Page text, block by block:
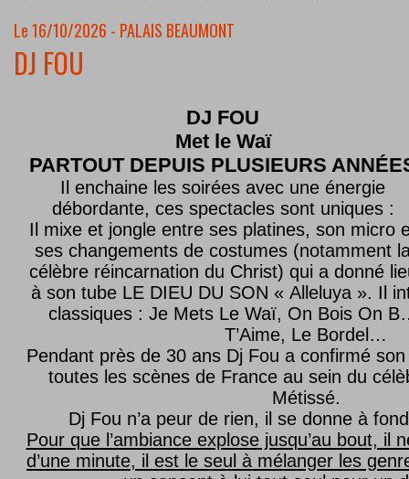
Le 16/10/2026 - PALAIS BEAUMONT
DJ FOU
DJ FOU
Met le Waï
PARTOUT DEPUIS PLUSIEURS
Il enchaine les soirées avec une énergie
débordante, ces spectacles sont uniques :
Il mixe et jongle entre ses platines, son micro
ses changements de costumes (notamment
célèbre réincarnation du Christ) qui a donné
à son tube LE DIEU DU SON « Alleluya ». Il
classiques : Je Mets Le Waï, On Bois On
T’Aime, Le Bordel…
Pendant près de 30 ans Dj Fou a confirmé son
toutes les scènes de France au sein du
Métissé.
Dj Fou n’a peur de rien, il se donne à
Pour que l’ambiance explose jusqu’au bout, il
d’une minute, il est le seul à mélanger les